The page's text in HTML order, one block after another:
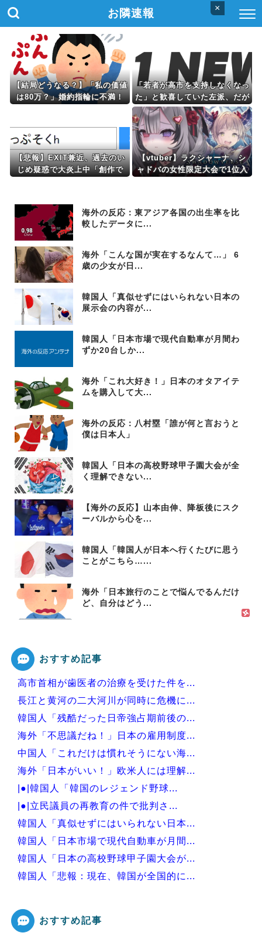
×
お隣速報
【結局どうなる？】「私の価値
は80万？」婚約指輪に不満！
「若者が高市を支持しなくなっ
た」と歓喜していた左派、だが
高市内閣が消費税減税を実現し
た結果……
【悲報】EXIT兼近、過去のい
じめ疑惑で大炎上中「創作で
【vtuber】ラクシャーナ、シ
ャドバの女性限定大会で1位入
海外の反応：東アジア各国の出生率を比
較したデータに...
海外「こんな国が実在するなんて…」 6
歳の少女が日...
韓国人「真似せずにはいられない日本の
展示会の内容が...
韓国人「日本市場で現代自動車が月間わ
ずか20台しか...
海外「これ大好き！」日本のオタアイテ
ムを購入して大...
海外の反応：八村塁「誰が何と言おうと
僕は日本人」
韓国人「日本の高校野球甲子園大会が全
く理解できない...
【海外の反応】山本由伸、降板後にスク
ーバルから心を...
韓国人「韓国人が日本へ行くたびに思う
ことがこちら…...
海外「日本旅行のことで悩んでるんだけ
ど、自分はどう...
おすすめ記事
高市首相が歯医者の治療を受けた件を...
長江と黄河の二大河川が同時に危機に...
韓国人「残酷だった日帝強占期前後の...
海外「不思議だね！」日本の雇用制度...
中国人「これだけは慣れそうにない海...
海外「日本がいい！」欧米人には理解...
|●|韓国人「韓国のレジェンド野球...
|●|立民議員の再教育の件で批判さ...
韓国人「真似せずにはいられない日本...
韓国人「日本市場で現代自動車が月間...
韓国人「日本の高校野球甲子園大会が...
韓国人「悲報：現在、韓国が全国的に...
おすすめ記事